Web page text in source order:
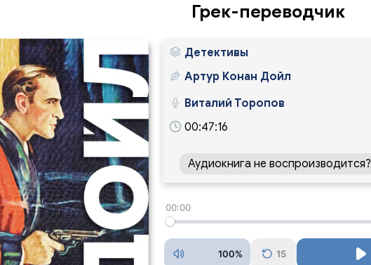
Грек-переводчик
Детективы
Артур Конан Дойл
Виталий Торопов
00:47:16
Аудиокнига не воспроизводится?
00:00
100% 15